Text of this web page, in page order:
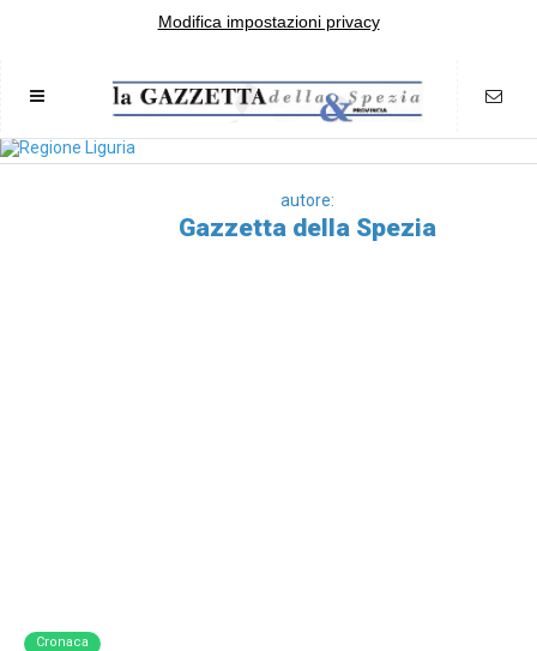
Modifica impostazioni privacy
autore:
Gazzetta della Spezia
Cronaca